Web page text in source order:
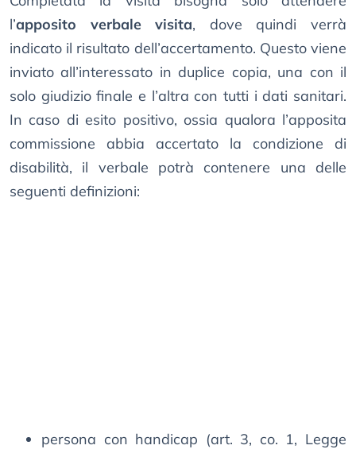
l’apposito verbale visita, dove quindi verrà
indicato il risultato dell’accertamento. Questo viene
inviato all’interessato in duplice copia, una con il
solo giudizio finale e l’altra con tutti i dati sanitari.
In caso di esito positivo, ossia qualora l’apposita
commissione abbia accertato la condizione di
disabilità, il verbale potrà contenere una delle
seguenti definizioni:
persona con handicap (art. 3, co. 1, Legge